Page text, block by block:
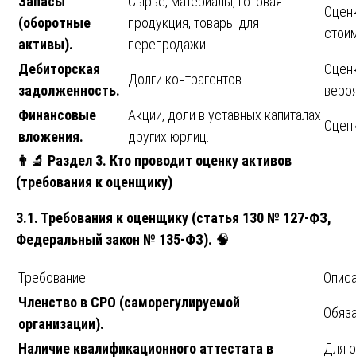
(оборотные
активы).
продукция, товары для
перепродажи.
Дебиторская
задолженность.
Долги контрагентов.
Финансовые
вложения.
Акции, доли в уставных капиталах
других юрлиц.
👨‍🔬 Раздел 3. Кто проводит оценку активов
(требования к оценщику)
3.1. Требования к оценщику (статья 130 № 127-ФЗ,
Федеральный закон № 135-ФЗ). 🧠
Требование
Членство в СРО (саморегулируемой
организации).
Наличие квалификационного аттестата в
Для